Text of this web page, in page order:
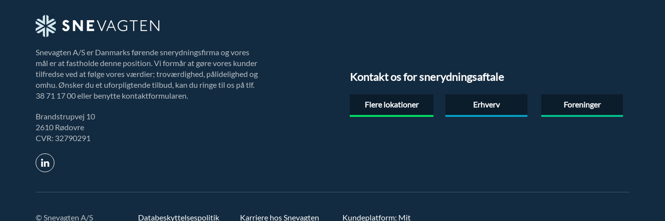
Snevagten A/S er Danmarks førende snerydningsfirma og vores
mål er at fastholde denne position. Vi formår at gøre vores kunder
tilfredse ved at følge vores værdier; troværdighed, pålidelighed og
omhu. Ønsker du et uforpligtende tilbud, kan du ringe til os på tlf.
38 71 17 00 eller benytte kontaktformularen.
Brandstrupvej 10
2610 Rødovre
CVR: 32790291
Kontakt os for snerydningsaftale
Flere lokationer Erhverv Foreninger
© Snevagten A/S Databeskyttelsespolitik Karriere hos Snevagten Kundeplatform: Mit